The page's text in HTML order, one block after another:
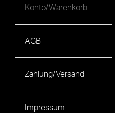
Konto/Warenkorb
AGB
Zahlung/Versand
Impressum